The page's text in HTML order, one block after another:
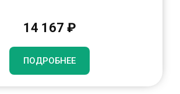
14 167 ₽
ПОДРОБНЕЕ